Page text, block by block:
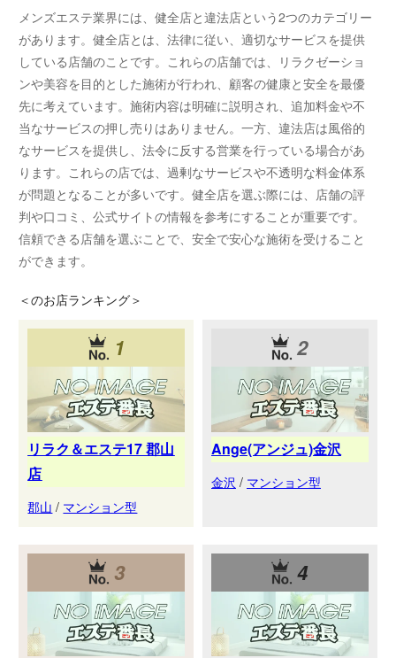
メンズエステ業界には、健全店と違法店という2つのカテゴリー
があります。健全店とは、法律に従い、適切なサービスを提供
している店舗のことです。これらの店舗では、リラクゼーショ
ンや美容を目的とした施術が行われ、顧客の健康と安全を最優
先に考えています。施術内容は明確に説明され、追加料金や不
当なサービスの押し売りはありません。一方、違法店は風俗的
なサービスを提供し、法令に反する営業を行っている場合があ
ります。これらの店では、過剰なサービスや不透明な料金体系
が問題となることが多いです。健全店を選ぶ際には、店舗の評
判や口コミ、公式サイトの情報を参考にすることが重要です。
信頼できる店舗を選ぶことで、安全で安心な施術を受けること
ができます。
＜のお店ランキング＞
1
リラク＆エステ17 郡山
店
郡山 / マンション型
2
Ange(アンジュ)金沢
金沢 / マンション型
3 4